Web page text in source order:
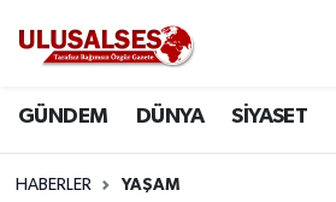
GÜNDEM DÜNYA SİYASET
HABERLER YAŞAM
DÜNYA
Trafik Durumu